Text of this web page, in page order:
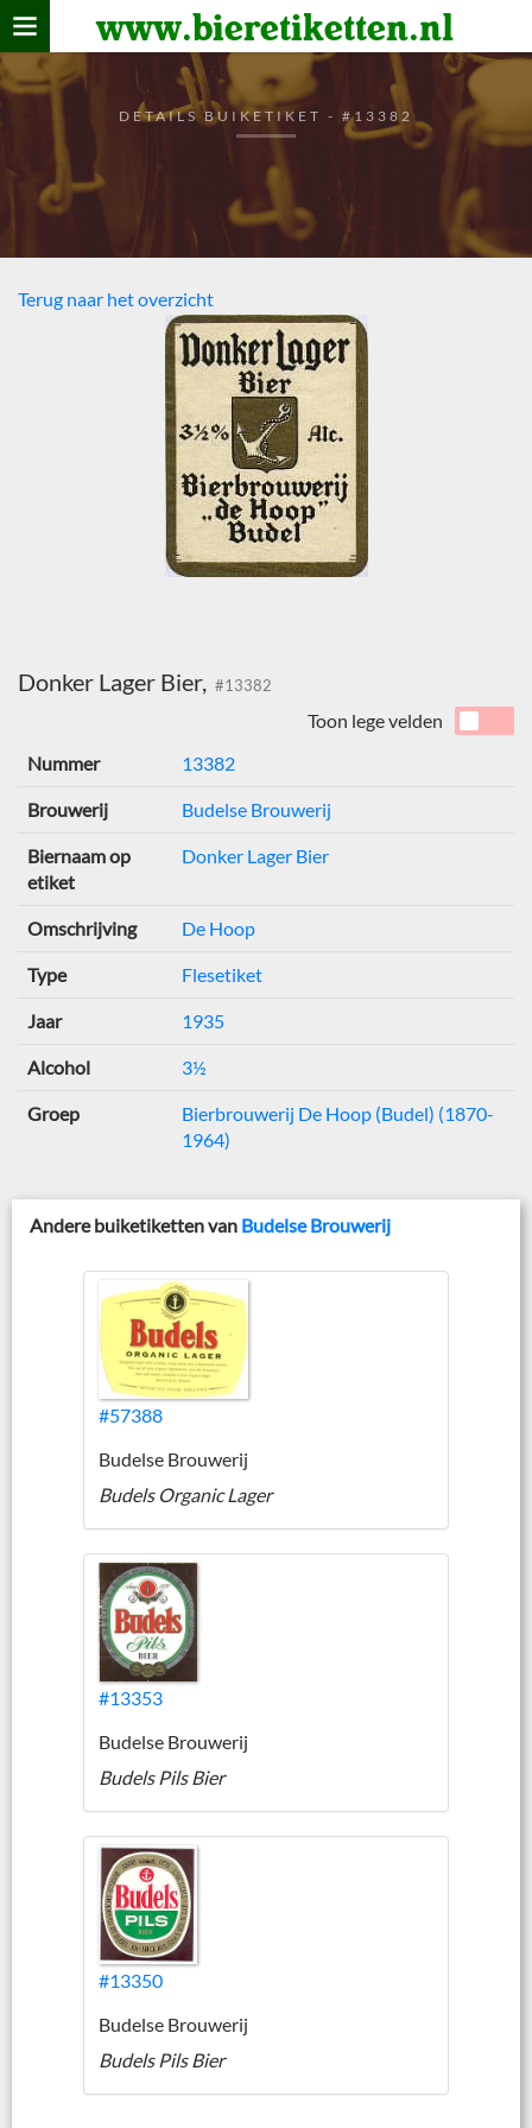
www.bieretiketten.nl
Home
verzamelen
De bierkaart
Bezoekers
DETAILS BUIKETIKET - #13382
Terug naar het overzicht
Donker Lager Bier, #13382
Toon lege velden
Nummer
13382
Brouwerij Budelse Brouwerij
Biernaam op
etiket
Donker Lager Bier
Omschrijving De Hoop
Type Flesetiket
Jaar 1935
Alcohol 3½
Groep
Bierbrouwerij De Hoop (Budel) (1870-
1964)
Andere buiketiketten van Budelse Brouwerij
#57388
Budelse Brouwerij
Budels Organic Lager
#13353
Budelse Brouwerij
Budels Pils Bier
#13350
Budelse Brouwerij
Budels Pils Bier